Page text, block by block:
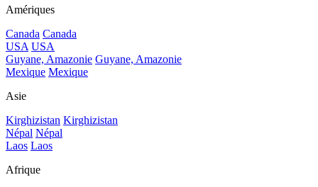
Amériques
Canada Canada
USA USA
Guyane, Amazonie Guyane, Amazonie
Mexique Mexique
Asie
Kirghizistan Kirghizistan
Népal Népal
Laos Laos
Afrique